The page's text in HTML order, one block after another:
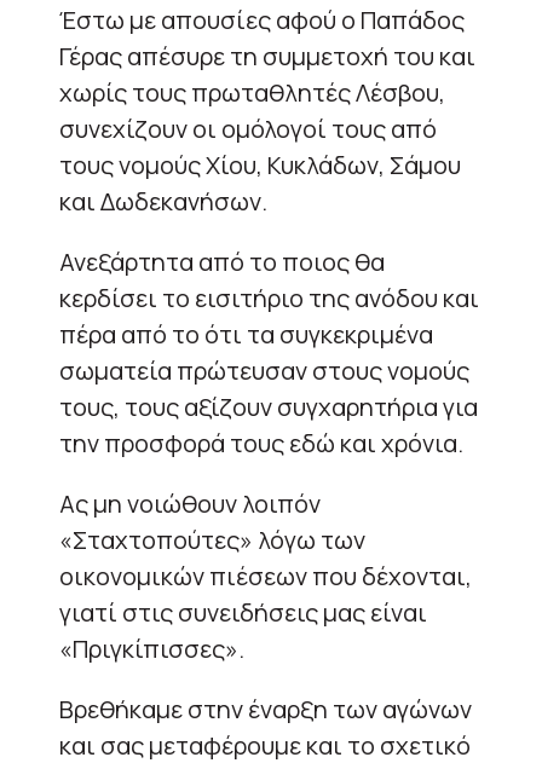
Έστω με απουσίες αφού ο Παπάδος
Γέρας απέσυρε τη συμμετοχή του και
χωρίς τους πρωταθλητές Λέσβου,
συνεχίζουν οι ομόλογοί τους από
τους νομούς Χίου, Κυκλάδων, Σάμου
και Δωδεκανήσων.
Ανεξάρτητα από το ποιος θα
κερδίσει το εισιτήριο της ανόδου και
πέρα από το ότι τα συγκεκριμένα
σωματεία πρώτευσαν στους νομούς
τους, τους αξίζουν συγχαρητήρια για
την προσφορά τους εδώ και χρόνια.
Ας μη νοιώθουν λοιπόν
«Σταχτοπούτες» λόγω των
οικονομικών πιέσεων που δέχονται,
γιατί στις συνειδήσεις μας είναι
«Πριγκίπισσες».
Βρεθήκαμε στην έναρξη των αγώνων
και σας μεταφέρουμε και το σχετικό